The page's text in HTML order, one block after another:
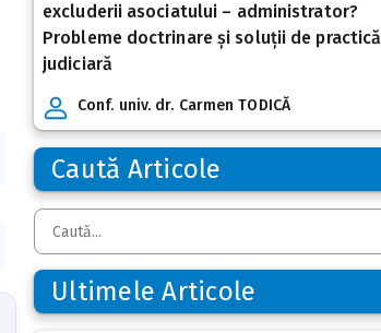
excluderii asociatului – administrator?
Probleme doctrinare și soluții de practică
judiciară
Conf. univ. dr. Carmen TODICĂ
Caută Articole
Ultimele Articole